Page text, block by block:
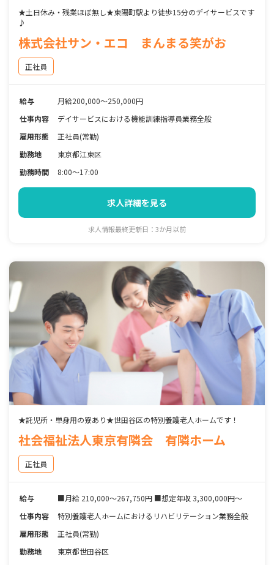
★土日休み・残業ほぼ無し★東陽町駅より徒歩15分のデイサービスです
♪
株式会社サン・エコ まんまる笑がお
正社員
給与
月給200,000～250,000円
仕事内容
デイサービスにおける機能訓練指導員業務全般
雇用形態
正社員(常勤)
勤務地
東京都江東区
勤務時間
8:00～17:00
求人詳細を見る
求人情報最終更新日：3か月以前
★託児所・単身用の寮あり★世田谷区の特別養護老人ホームです！
社会福祉法人東京有隣会 有隣ホーム
正社員
給与
■月給 210,000～267,750円 ■想定年収 3,300,000円～
仕事内容
特別養護老人ホームにおけるリハビリテーション業務全般
雇用形態
正社員(常勤)
勤務地
東京都世田谷区